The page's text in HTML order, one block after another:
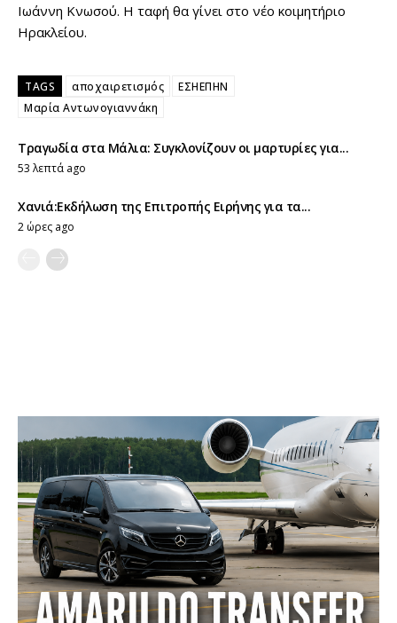
Ιωάννη Κνωσού. Η ταφή θα γίνει στο νέο κοιμητήριο
Ηρακλείου.
TAGS αποχαιρετισμός
ΕΣΗΕΠΗΝ
Μαρία Αντωνογιαννάκη
Τραγωδία στα Μάλια: Συγκλονίζουν οι μαρτυρίες για...
53 λεπτά ago
Χανιά:Εκδήλωση της Επιτροπής Ειρήνης για τα...
2 ώρες ago